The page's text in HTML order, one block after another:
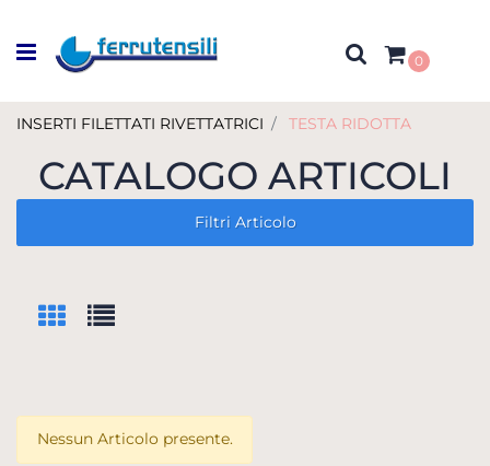
Open menu
0
INSERTI FILETTATI RIVETTATRICI TESTA RIDOTTA
CATALOGO ARTICOLI
Filtri Articolo
Nessun Articolo presente.